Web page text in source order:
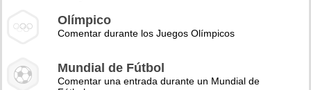
Olímpico
Comentar durante los Juegos Olímpicos
Mundial de Fútbol
Comentar una entrada durante un Mundial de